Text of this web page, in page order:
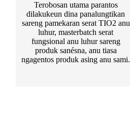
Terobosan utama parantos
dilakukeun dina panalungtikan
sareng pamekaran serat TIO2 anu
luhur, masterbatch serat
fungsional anu luhur sareng
produk sanésna, anu tiasa
ngagentos produk asing anu sami.